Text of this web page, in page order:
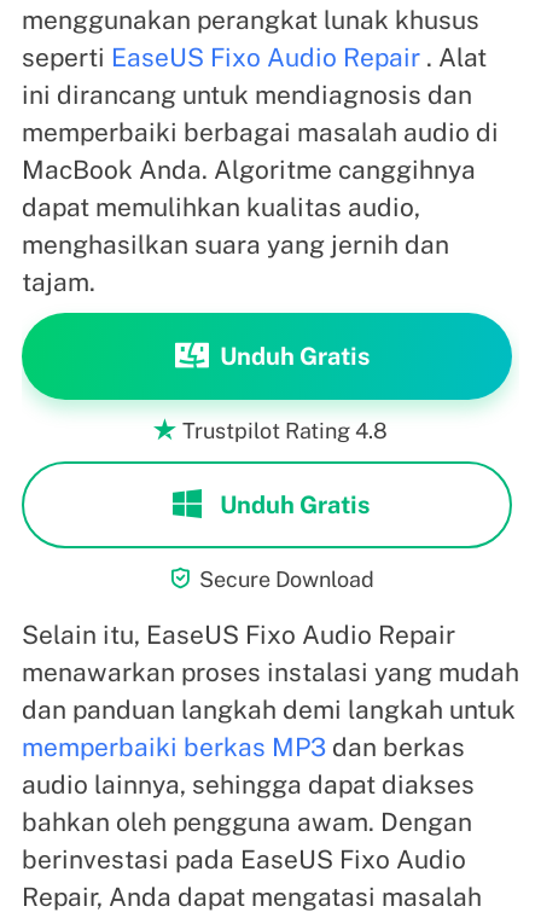
menggunakan perangkat lunak khusus
seperti EaseUS Fixo Audio Repair. Alat
ini dirancang untuk mendiagnosis dan
memperbaiki berbagai masalah audio di
MacBook Anda. Algoritme canggihnya
dapat memulihkan kualitas audio,
menghasilkan suara yang jernih dan
tajam.
Unduh Gratis
 Trustpilot Rating 4.8
Unduh Gratis
 Secure Download
Selain itu, EaseUS Fixo Audio Repair
menawarkan proses instalasi yang mudah
dan panduan langkah demi langkah untuk
memperbaiki berkas MP3dan berkas
audio lainnya, sehingga dapat diakses
bahkan oleh pengguna awam. Dengan
berinvestasi pada EaseUS Fixo Audio
Repair, Anda dapat mengatasi masalah